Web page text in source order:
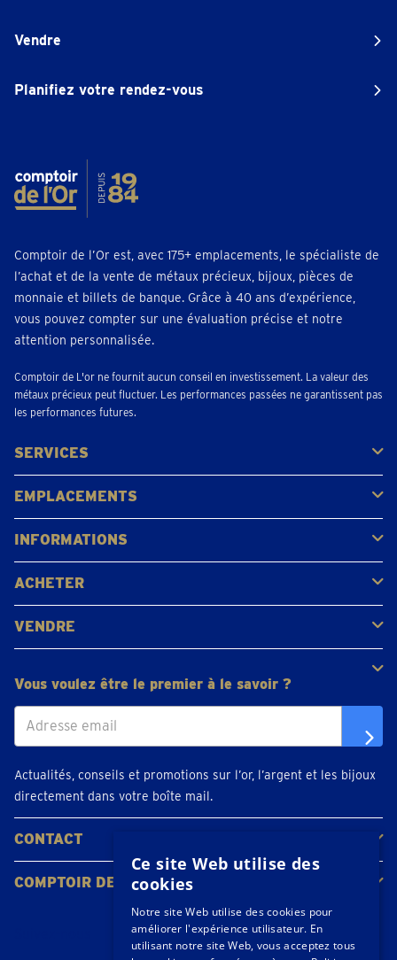
Vendre
Planifiez votre rendez-vous
Comptoir de l’Or est, avec 175+ emplacements, le spécialiste de
l’achat et de la vente de métaux précieux, bijoux, pièces de
monnaie et billets de banque. Grâce à 40 ans d’expérience,
vous pouvez compter sur une évaluation précise et notre
attention personnalisée.
Comptoir de L'or ne fournit aucun conseil en investissement. La valeur des
métaux précieux peut fluctuer. Les performances passées ne garantissent pas
les performances futures.
SERVICES
Acheter
Vendre
Vente aux enchères
EMPLACEMENTS
Gerpinnes
Liège
Namur
Waterloo
Woluwe-Saint-Lambert
Voir tous les emplacements
INFORMATIONS
FAQ
Avis clients
ACHETER
Acheter de l'or
Acheter des pièces
Acheter de l'argent
VENDRE
Bijoux en or
Pièces d'or
Lingots d'or
Vous voulez être le premier à le savoir ?
Actualités, conseils et promotions sur l’or, l’argent et les bijoux
directement dans votre boîte mail.
CONTACT
Contacter
Planifiez votre rendez-vous
Emplacements
COMPTOIR DE L'OR
Ce site Web utilise des
cookies
Notre site Web utilise des cookies pour
améliorer l'expérience utilisateur. En
utilisant notre site Web, vous acceptez tous